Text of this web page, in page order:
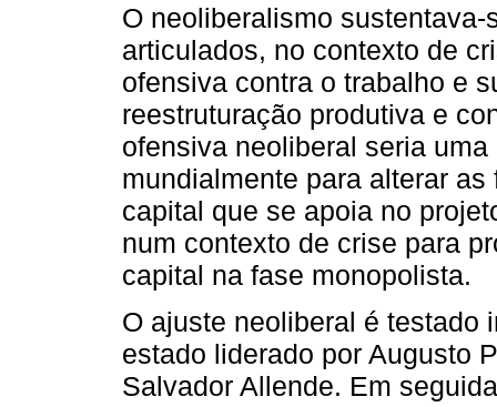
O neoliberalismo
articulados, no contexto de
ofensiva contra o trabalho e
reestruturação produtiva e
ofensiva neoliberal seria
mundialmente para alterar
capital que se apoia no
num contexto de crise para
capital na fase monopolista.
O ajuste neoliberal é testado
estado liderado por Augusto
Salvador Allende. Em